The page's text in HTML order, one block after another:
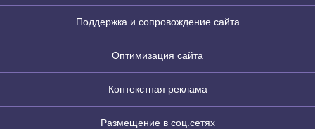
Поддержка и сопровождение сайта
Оптимизация сайта
Контекстная реклама
Размещение в соц.сетях